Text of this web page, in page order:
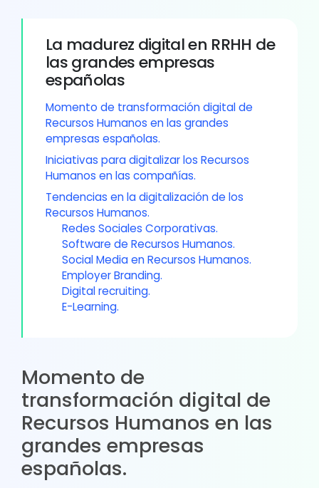
La madurez digital en RRHH de
las grandes empresas
españolas
Momento de transformación digital de
Recursos Humanos en las grandes
empresas españolas.
Iniciativas para digitalizar los Recursos
Humanos en las compañías.
Tendencias en la digitalización de los
Recursos Humanos.
Redes Sociales Corporativas.
Software de Recursos Humanos.
Social Media en Recursos Humanos.
Employer Branding.
Digital recruiting.
E-Learning.
Momento de
transformación digital de
Recursos Humanos en las
grandes empresas
españolas.